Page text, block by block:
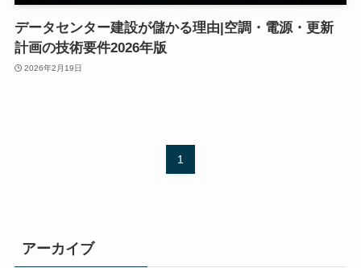
データセンター建設が儲かる理由|空調・電源・更新
計画の技術要件2026年版
2026年2月19日
1
アーカイブ